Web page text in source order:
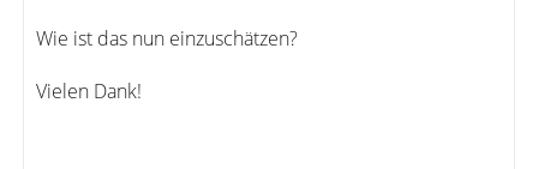
Wie ist das nun einzuschätzen?
Vielen Dank!